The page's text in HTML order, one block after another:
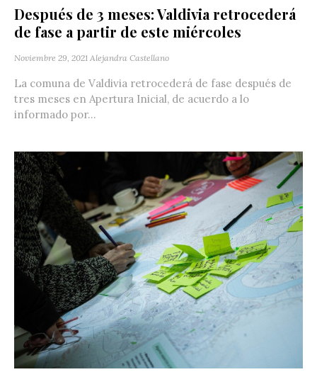
Después de 3 meses: Valdivia retrocederá
de fase a partir de este miércoles
Noviembre 29, 2021 Alejandra Castellano
La comuna de Valdivia retrocederá de fase después de
tres meses en Apertura Inicial, de acuerdo a lo
informado por...